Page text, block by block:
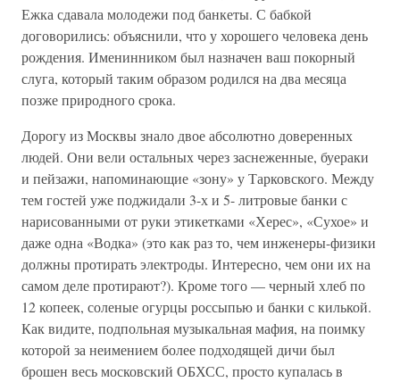
Ежка сдавала молодежи под банкеты. С бабкой
договорились: объяснили, что у хорошего человека день
рождения. Именинником был назначен ваш покорный
слуга, который таким образом родился на два месяца
позже природного срока.
Дорогу из Москвы знало двое абсолютно доверенных
людей. Они вели остальных через заснеженные, буераки
и пейзажи, напоминающие «зону» у Тарковского. Между
тем гостей уже поджидали 3-х и 5- литровые банки с
нарисованными от руки этикетками «Херес», «Сухое» и
даже одна «Водка» (это как раз то, чем инженеры-физики
должны протирать электроды. Интересно, чем они их на
самом деле протирают?). Кроме того — черный хлеб по
12 копеек, соленые огурцы россыпью и банки с килькой.
Как видите, подпольная музыкальная мафия, на поимку
которой за неимением более подходящей дичи был
брошен весь московский ОБХСС, просто купалась в